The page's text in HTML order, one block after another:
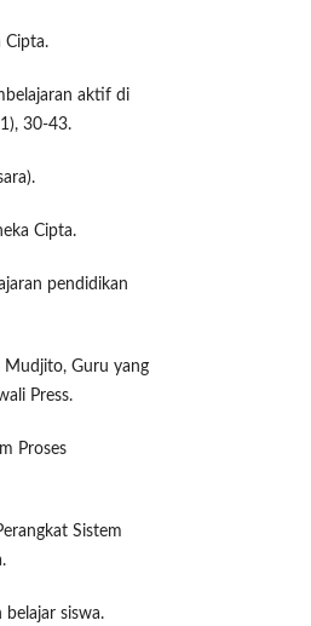
Cipta.
aktif di
30-43.
Cipta.
pendidikan
Mudjito, Guru yang
Press.
Proses
Sistem
siswa.